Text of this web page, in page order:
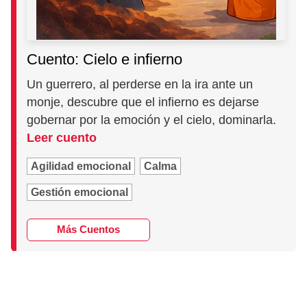
Cuento: Cielo e infierno
Un guerrero, al perderse en la ira ante un
monje, descubre que el infierno es dejarse
gobernar por la emoción y el cielo, dominarla.
Leer cuento
Agilidad emocional Calma
Gestión emocional
Más Cuentos